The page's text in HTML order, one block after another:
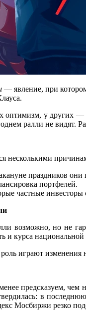
— явление, при
оптимизм, у других
ралли не видят.
несколькими
праздников
портфелей.
частные
возможно, но не
и курса
играют изменения
менее предсказуем,
в
Мосбиржи резко